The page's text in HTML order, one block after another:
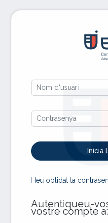
Nom d'usuari
Contrasenya
Inicia
Heu oblidat la
Autentiqueu-
vostre compte a: